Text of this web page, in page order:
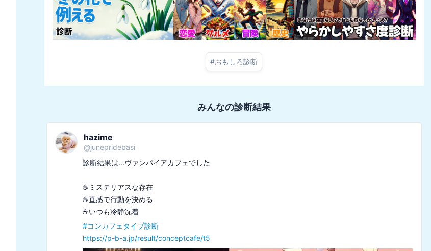
#おもしろ診断
みんなの診断結果
hazime
@junepridebasi
診断結果は...ヴァンパイアカフェでした
☕️ミステリアスな存在
☕️直感で行動を決める
☕️いつも冷静沈着
#コンカフェタイプ診断
https://p-b-a.jp/result/conceptcafe/t5